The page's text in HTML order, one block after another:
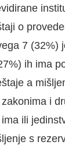
o
7 (32%)
ih ima
a
i
ili
s